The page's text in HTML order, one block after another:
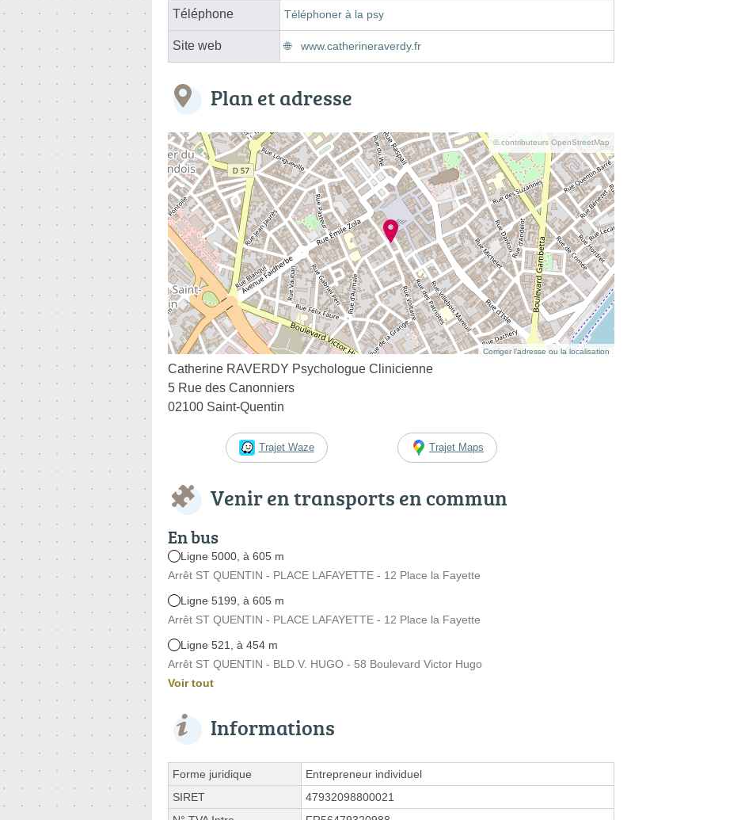
Téléphone Téléphoner à la psy
Site web www.catherineraverdy.fr
Plan et adresse
© contributeurs OpenStreetMap
Corriger l’adresse ou la localisation
Catherine RAVERDY Psychologue Clinicienne
5 Rue des Canonniers
02100 Saint-Quentin
Trajet Waze Trajet Maps
Venir en transports en commun
En bus
Ligne 5000, à 605 m
Arrêt ST QUENTIN - PLACE LAFAYETTE - 12 Place la Fayette
Ligne 5199, à 605 m
Arrêt ST QUENTIN - PLACE LAFAYETTE - 12 Place la Fayette
Ligne 521, à 454 m
Arrêt ST QUENTIN - BLD V. HUGO - 58 Boulevard Victor Hugo
Voir tout
Informations
Forme juridique
Entrepreneur individuel
SIRET
47932098800021